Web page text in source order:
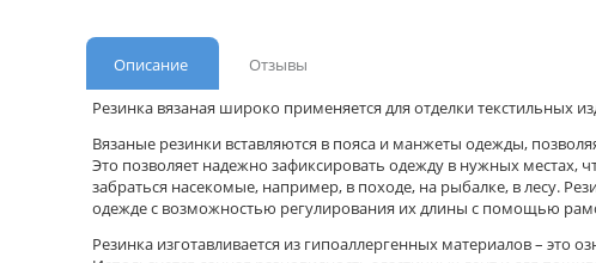
Описание
Отзывы
Резинка вязаная широко применяется для отделки текстильных
Вязаные резинки вставляются в пояса и манжеты одежды,
Это позволяет надежно зафиксировать одежду в нужных местах,
забраться насекомые, например, в походе, на рыбалке, в лесу.
одежде с возможностью регулирования их длины с помощью
Резинка изготавливается из гипоаллергенных материалов – это